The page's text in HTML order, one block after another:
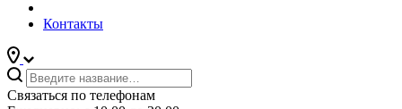
Контакты
Связаться по телефонам